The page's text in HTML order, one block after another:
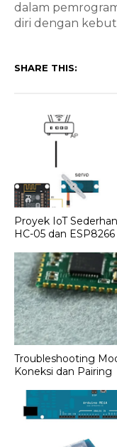
dalam
diri dengan
SHARE THIS:
Proyek IoT
HC-05 dan ESP8266
Troubleshooting
Koneksi dan Pairing